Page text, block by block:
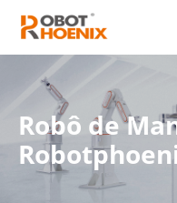
Robô de